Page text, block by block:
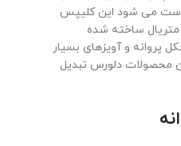
ست می شود این کلیپس
متریال ساخته شده
پروانه و آویزهای بسیار
محصولات دلورس تبدیل